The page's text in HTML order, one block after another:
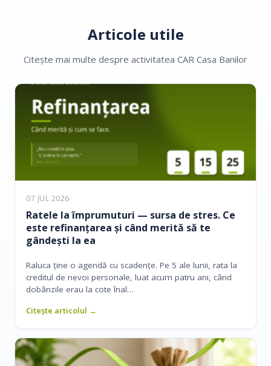
Articole utile
Citește mai multe despre activitatea CAR Casa Banilor
07 JUL 2026
Ratele la împrumuturi — sursa de stres. Ce
este refinanțarea și când merită să te
gândești la ea
Raluca ține o agendă cu scadențe. Pe 5 ale lunii, rata la
creditul de nevoi personale, luat acum patru ani, când
dobânzile erau la cote înal…
Citește articolul →